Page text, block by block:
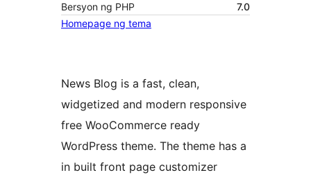
Bersyon ng PHP
7.0
Homepage ng tema
News Blog is a fast, clean,
widgetized and modern responsive
free WooCommerce ready
WordPress theme. The theme has a
in built front page customizer